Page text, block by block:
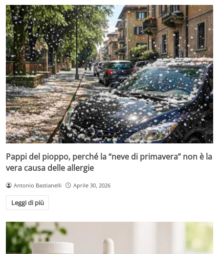
Pappi del pioppo, perché la “neve di primavera” non è la
vera causa delle allergie
Antonio Bastianelli Aprile 30, 2026
Leggi di più